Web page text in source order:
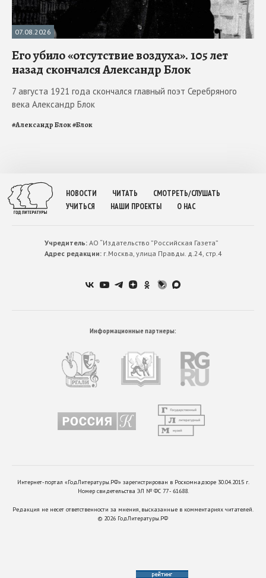
07.08.2026
Его убило «отсутствие воздуха». 105 лет
назад скончался Александр Блок
7 августа 1921 года скончался главный поэт Серебряного
века Александр Блок
#Александр Блок#Блок
НОВОСТИ ЧИТАТЬ
СМОТРЕТЬ/СЛУШАТЬ
УЧИТЬСЯ
НАШИ ПРОЕКТЫ О НАС
Учредитель:АО “Издательство ”Российская Газета”
Адрес редакции:г.Москва, улица Правды. д.24, стр.4
Информационные партнеры:
Интернет-портал «ГодЛитературы.РФ» зарегистрирован в Роскомнадзоре 30.04.2015 г.
Номер свидетельства ЭЛ № ФС 77 - 61688.
Редакция не несет ответственности за мнения, высказанные в комментариях читателей.
© 2026 ГодЛитературы.РФ